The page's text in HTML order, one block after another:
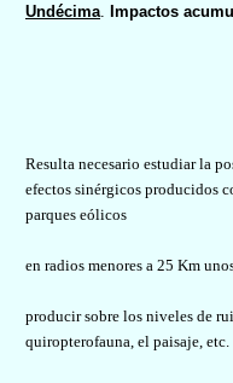
Undécima Impactos
Resulta necesario estudiar la
efectos sinérgicos producidos
parques eólicos
en radios menores a 25 Km
producir sobre los niveles de
quiropterofauna, el paisaje, etc.